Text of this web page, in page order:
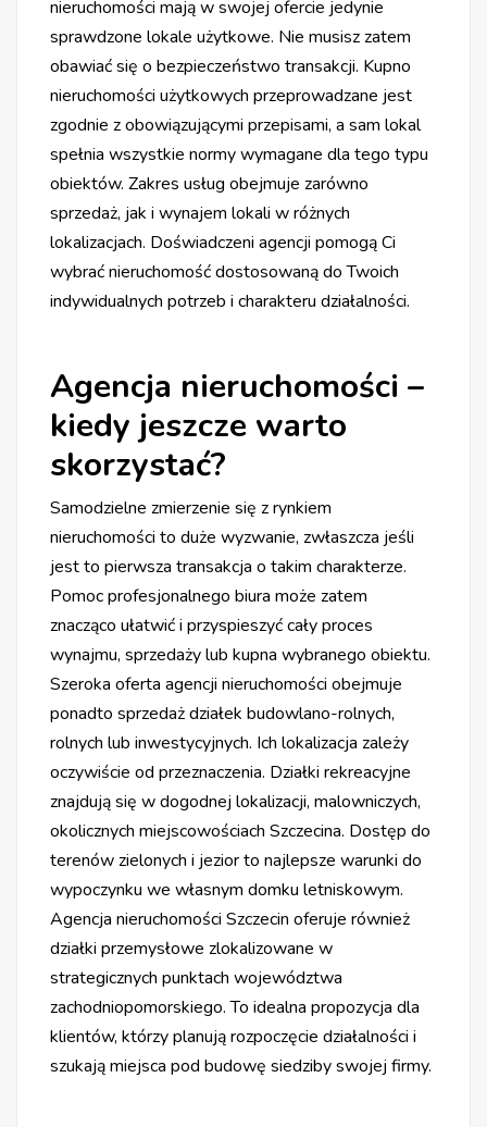
nieruchomości mają w swojej ofercie jedynie
sprawdzone lokale użytkowe. Nie musisz zatem
obawiać się o bezpieczeństwo transakcji. Kupno
nieruchomości użytkowych przeprowadzane jest
zgodnie z obowiązującymi przepisami, a sam lokal
spełnia wszystkie normy wymagane dla tego typu
obiektów. Zakres usług obejmuje zarówno
sprzedaż, jak i wynajem lokali w różnych
lokalizacjach. Doświadczeni agencji pomogą Ci
wybrać nieruchomość dostosowaną do Twoich
indywidualnych potrzeb i charakteru działalności.
Agencja nieruchomości –
kiedy jeszcze warto
skorzystać?
Samodzielne zmierzenie się z rynkiem
nieruchomości to duże wyzwanie, zwłaszcza jeśli
jest to pierwsza transakcja o takim charakterze.
Pomoc profesjonalnego biura może zatem
znacząco ułatwić i przyspieszyć cały proces
wynajmu, sprzedaży lub kupna wybranego obiektu.
Szeroka oferta agencji nieruchomości obejmuje
ponadto sprzedaż działek budowlano-rolnych,
rolnych lub inwestycyjnych. Ich lokalizacja zależy
oczywiście od przeznaczenia. Działki rekreacyjne
znajdują się w dogodnej lokalizacji, malowniczych,
okolicznych miejscowościach Szczecina. Dostęp do
terenów zielonych i jezior to najlepsze warunki do
wypoczynku we własnym domku letniskowym.
Agencja nieruchomości Szczecin oferuje również
działki przemysłowe zlokalizowane w
strategicznych punktach województwa
zachodniopomorskiego. To idealna propozycja dla
klientów, którzy planują rozpoczęcie działalności i
szukają miejsca pod budowę siedziby swojej firmy.